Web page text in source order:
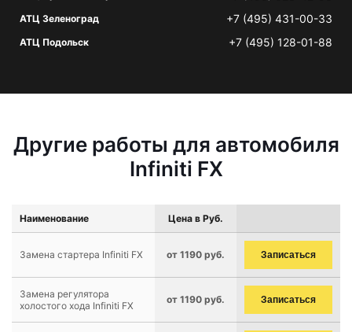
АТЦ Зеленоград +7 (495) 431-00-33
АТЦ Подольск +7 (495) 128-01-88
Другие работы для автомобиля
Infiniti FX
Наименование Цена в Руб.
Замена стартера Infiniti FX от 1190 руб. Записаться
Замена регулятора
холостого хода Infiniti FX
от 1190 руб. Записаться